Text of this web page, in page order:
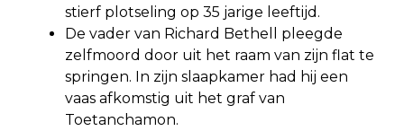
stierf plotseling op 35 jarige leeftijd.
De vader van Richard Bethell pleegde
zelfmoord door uit het raam van zijn flat te
springen. In zijn slaapkamer had hij een
vaas afkomstig uit het graf van
Toetanchamon.